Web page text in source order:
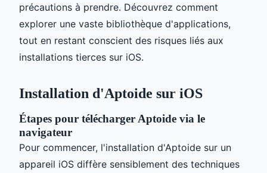
précautions à prendre. Découvrez comment
explorer une vaste bibliothèque d'applications,
tout en restant conscient des risques liés aux
installations tierces sur iOS.
Installation d'Aptoide sur iOS
Étapes pour télécharger Aptoide via le
navigateur
Pour commencer, l'installation d'Aptoide sur un
appareil iOS diffère sensiblement des techniques